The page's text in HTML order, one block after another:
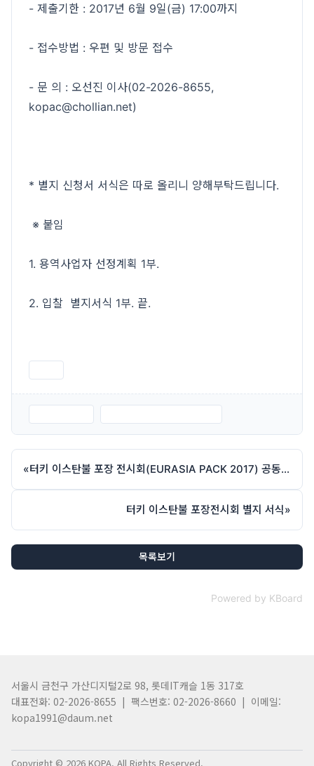
- 제출기한 : 2017년 6월 9일(금) 17:00까지
- 접수방법 : 우편 및 방문 접수
- 문 의 : 오선진 이사(02-2026-8655,
kopac@chollian.net)
* 별지 신청서 서식은 따로 올리니 양해부탁드립니다.
※ 붙임
1. 용역사업자 선정계획 1부.
2. 입찰 별지서식 1부. 끝.
« 터키 이스탄불 포장 전시회(EURASIA PACK 2017) 공동관 참가업체 모집
터키 이스탄불 포장전시회 별지 서식»
목록보기
Powered by KBoard
서울시 금천구 가산디지털2로 98, 롯데IT캐슬 1동 317호
대표전화: 02-2026-8655 | 팩스번호: 02-2026-8660 | 이메일:
kopa1991@daum.net
Copyright © 2026 KOPA. All Rights Reserved.